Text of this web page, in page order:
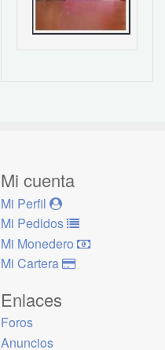
Mi cuenta
Mi Perfil
Mi Pedidos
Mi Monedero
Mi Cartera
Enlaces
Foros
Anuncios